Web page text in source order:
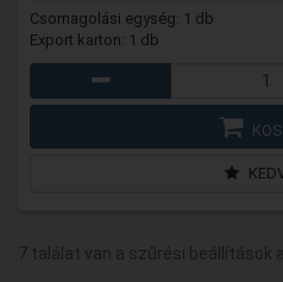
Csomagolási egység: 1 db
Export karton: 1 db
7 találat van a szűrési beállítások